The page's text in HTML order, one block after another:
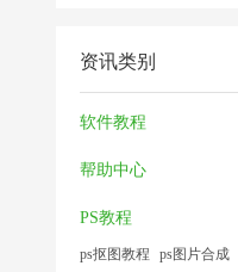
资讯类别
软件教程
帮助中心
PS教程
ps抠图教程 ps图片合成